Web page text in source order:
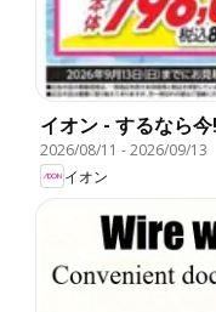
イオン - するなら今
2026/08/11 -2026/09/13
イオン